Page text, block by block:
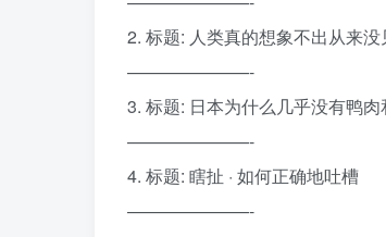
2. 标题: 人类真的想象不出从来没
———————-
3. 标题: 日本为什么几乎没有鸭肉
———————-
4. 标题: 瞎扯 · 如何正确地吐槽
———————-